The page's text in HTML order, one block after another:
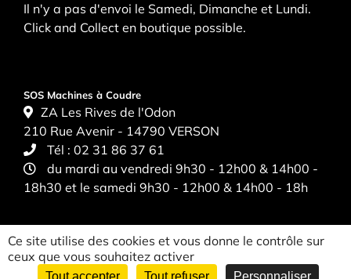
Il n'y a pas d'envoi le Samedi, Dimanche et Lundi.
Click and Collect en boutique possible.
SOS Machines à Coudre
ZA Les Rives de l'Odon
210 Rue Avenir - 14790 VERSON
Tél : 02 31 86 37 61
du mardi au vendredi 9h30 - 12h00 & 14h00 -
18h30 et le samedi 9h30 - 12h00 & 14h00 - 18h
Ce site utilise des cookies et vous donne le contrôle sur
ceux que vous souhaitez activer
Tout accepter Tout refuser Personnaliser